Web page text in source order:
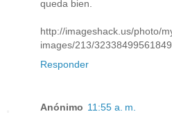
queda bien.
http://imageshack.us/photo/
images/213/
Responder
Anónimo 11:55 a. m.